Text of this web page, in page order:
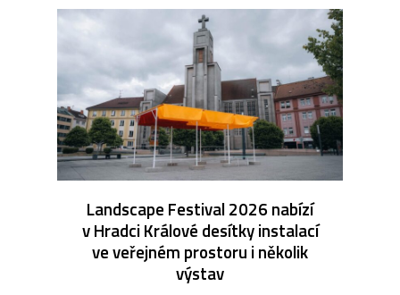
Landscape Festival 2026 nabízí
v Hradci Králové desítky instalací
ve veřejném prostoru i několik
výstav